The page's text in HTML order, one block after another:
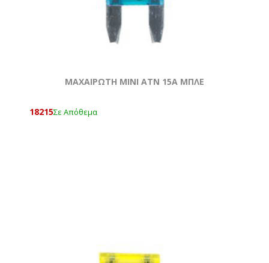
ΜΑΧΑΙΡΩΤΗ ΜΙΝΙ ATN 15Α ΜΠΛΕ
18215Σε Απόθεμα